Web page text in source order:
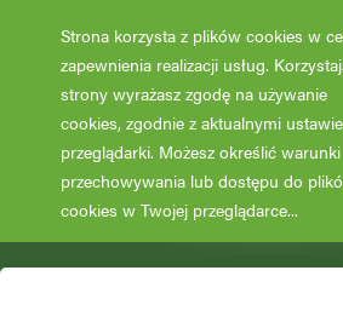
Kontakt
Strona korzysta z plików cookies w
zapewnienia realizacji usług.
strony wyrażasz zgodę na używanie
cookies, zgodnie z aktualnymi
przeglądarki. Możesz określić warunki
przechowywania lub dostępu do
cookies w Twojej przeglądarce...